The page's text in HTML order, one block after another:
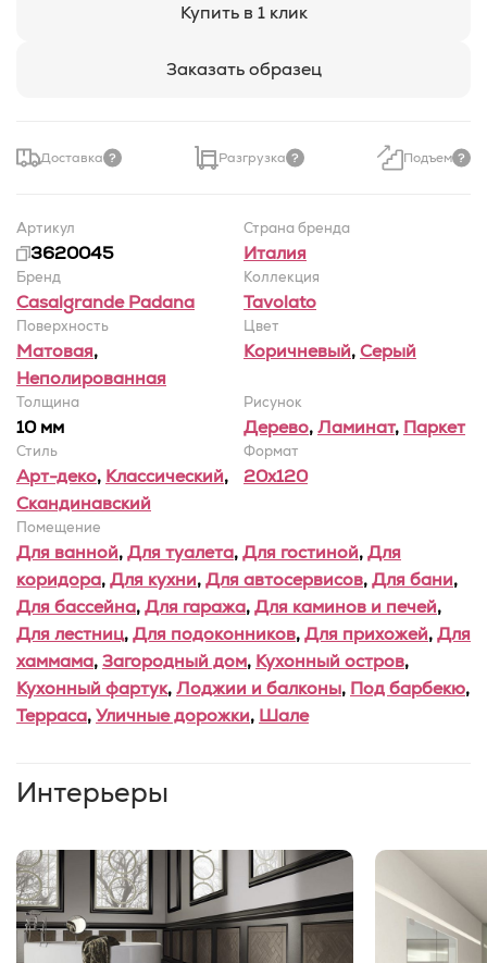
Купить в 1 клик
Заказать образец
Доставка Разгрузка Подъем
Артикул
3620045
Страна бренда
Италия
Бренд
Casalgrande Padana
Коллекция
Tavolato
Поверхность
Матовая,
Неполированная
Цвет
Коричневый,Серый
Толщина
10 мм
Рисунок
Дерево,Ламинат, Паркет
Стиль
Арт-деко, Классический,
Скандинавский
Формат
20x120
Помещение
Для ванной,Для туалета,Для гостиной,Для
коридора,Для кухни,Для автосервисов,Для бани,
Для бассейна,Для гаража,Для каминов и печей,
Для лестниц,Для подоконников,Для прихожей,Для
хаммама,Загородный дом, Кухонный остров,
Кухонный фартук,Лоджии и балконы, Под барбекю,
Терраса,Уличные дорожки, Шале
Интерьеры